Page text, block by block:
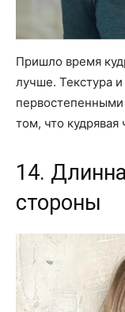
Пришло время
лучше. Текстура
том, что кудрявая
14.
стороны